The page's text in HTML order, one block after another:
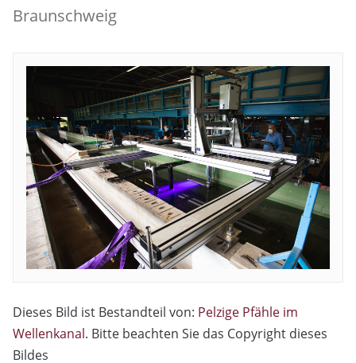
Braunschweig
Dieses Bild ist Bestandteil von: Pelzige Pfähle im
Wellenkanal. Bitte beachten Sie das Copyright dieses
Bildes